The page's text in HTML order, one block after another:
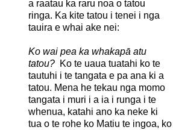
a raatau ka raru noa o tatou
ringa. Ka kite tatou i tenei i nga
tauira e whai ake nei:
Ko wai pea ka whakapā atu
tatou? Ko te uaua tuatahi ko te
tautuhi i te tangata e pa ana ki a
tatou. Mena he tekau nga momo
tangata i muri i a ia i runga i te
whenua, katahi ano ka neke ki
tua o te rohe ko Matiu te ingoa, ko